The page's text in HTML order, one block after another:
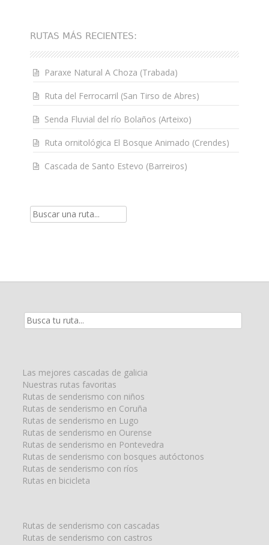
RUTAS MÁS RECIENTES:
Paraxe Natural A Choza (Trabada)
Ruta del Ferrocarril (San Tirso de Abres)
Senda Fluvial del río Bolaños (Arteixo)
Ruta ornitológica El Bosque Animado (Crendes)
Cascada de Santo Estevo (Barreiros)
Resultados
Las mejores cascadas de galicia
Nuestras rutas favoritas
Rutas de senderismo con niños
Rutas de senderismo en Coruña
Rutas de senderismo en Lugo
Rutas de senderismo en Ourense
Rutas de senderismo en Pontevedra
Rutas de senderismo con bosques autóctonos
Rutas de senderismo con ríos
Rutas en bicicleta
Rutas de senderismo con cascadas
Rutas de senderismo con castros